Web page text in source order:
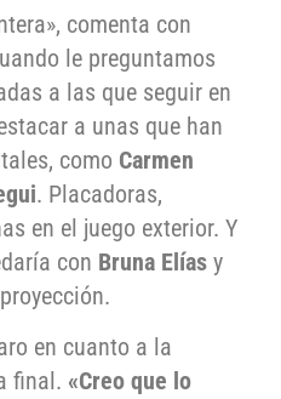
comenta con
le preguntamos
a las que seguir en
a unas que han
como Carmen
. Placadoras,
en el juego exterior. Y
con Bruna Elías y
en cuanto a la
final. «Creo que lo